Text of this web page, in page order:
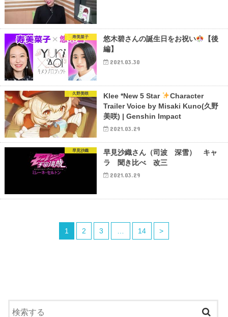
寿美菜子 悠木碧さんの誕生日をお祝い
【後
編】
2021.03.30
久野美咲 Klee *New 5 Star
Character
Trailer Voice by Misaki Kuno(久野
美咲) | Genshin Impact
2021.03.29
早見沙織
早見沙織さん（司波 深雪） キャ
ラ 聞き比べ 改三
2021.03.29
1 2 3 … 14 >